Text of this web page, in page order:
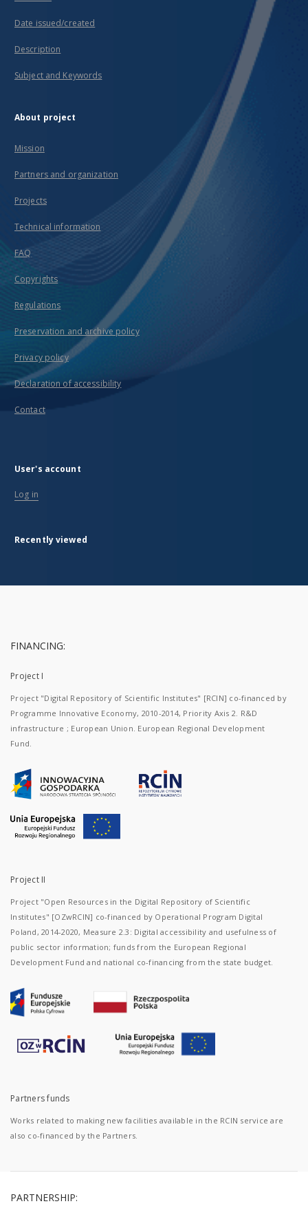
Date issued/created
Description
Subject and Keywords
About project
Mission
Partners and organization
Projects
Technical information
FAQ
Copyrights
Regulations
Preservation and archive policy
Privacy policy
Declaration of accessibility
Contact
User's account
Log in
Recently viewed
FINANCING:
Project I
Project "Digital Repository of Scientific Institutes" [RCIN] co-financed by
Programme Innovative Economy, 2010-2014, Priority Axis 2. R&D
infrastructure ; European Union. European Regional Development
Fund.
Project II
Project "Open Resources in the Digital Repository of Scientific
Institutes" [OZwRCIN] co-financed by Operational Program Digital
Poland, 2014-2020, Measure 2.3: Digital accessibility and usefulness of
public sector information; funds from the European Regional
Development Fund and national co-financing from the state budget.
Partners funds
Works related to making new facilities available in the RCIN service are
also co-financed by the Partners.
PARTNERSHIP: